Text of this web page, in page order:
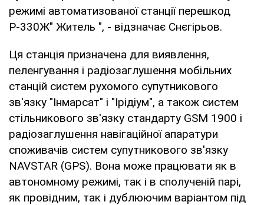
режимі автоматизованої станції перешкод
Р-330Ж" Житель ", - відзначає Снєгірьов.
Ця станція призначена для виявлення,
пеленгування і радіозаглушення мобільних
станцій систем рухомого супутникового
зв'язку "Інмарсат" і "Ірідіум", а також систем
стільникового зв'язку стандарту GSM 1900 і
радіозаглушення навігаційної апаратури
споживачів систем супутникового зв'язку
NAVSTAR (GPS). Вона може працювати як в
автономному режимі, так і в сполученій парі,
як провідним, так і дублюючим варіантом під